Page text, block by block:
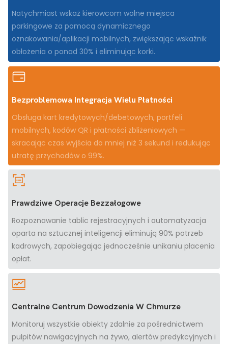
Natychmiast wskaż kierowcom wolne miejsca
parkingowe za pomocą dynamicznego
oznakowania/aplikacji mobilnych, zwiększając wskaźnik
obłożenia o ponad 30% i eliminując korki.
Bezproblemowa Integracja Wielu Płatności
Obsługa kart kredytowych/debetowych, portfeli
mobilnych, kodów QR i płatności zbliżeniowych —
skracając czas wyjścia do mniej niż 3 sekund i redukując
utratę przychodów o 99%.
Prawdziwe Operacje Bezzałogowe
Rozpoznawanie tablic rejestracyjnych i automatyzacja
oparta na sztucznej inteligencji eliminują 90% potrzeb
kadrowych, zapobiegając jednocześnie unikaniu płacenia
opłat.
Centralne Centrum Dowodzenia W Chmurze
Monitoruj wszystkie obiekty zdalnie za pośrednictwem
pulpitów nawigacyjnych na żywo, alertów predykcyjnych i